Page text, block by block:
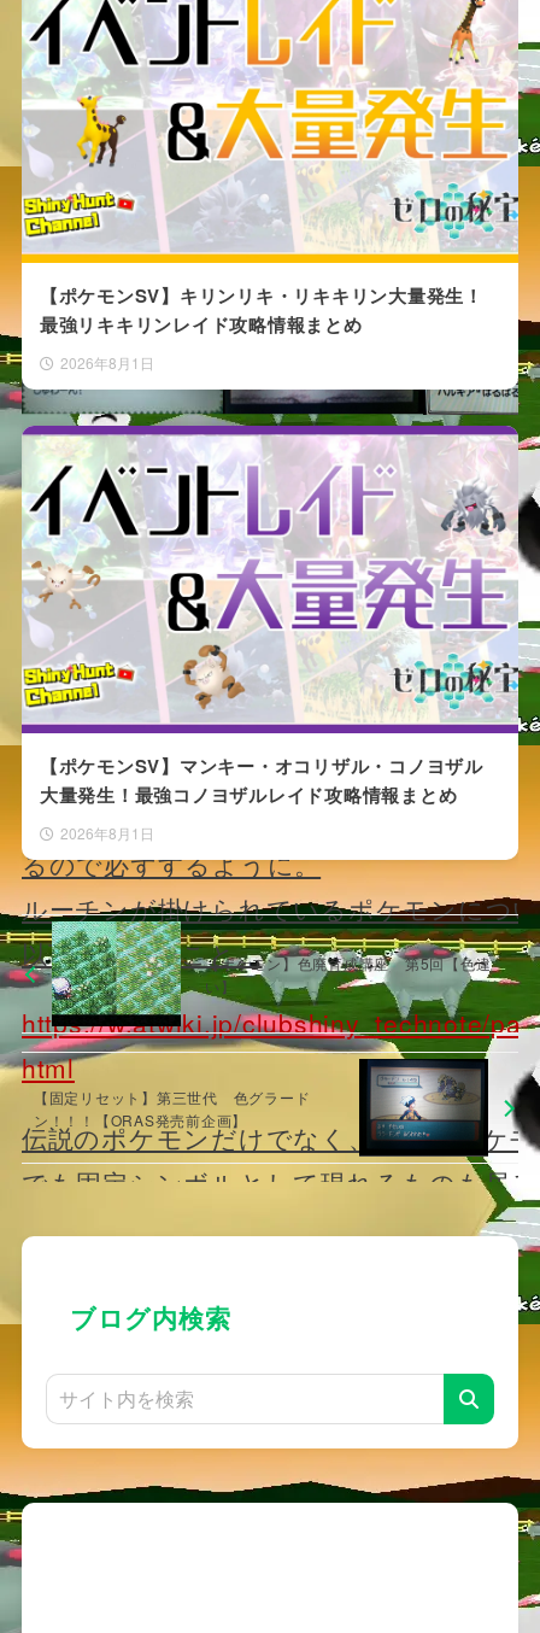
それ故、出たときの衝撃も最も大きい粘
と言える。
図１：様々
固定リセット
なお、こうした固定シンボルには近年「
ロックルーチン」が掛けられてしまった。
これが掛かっているシンボルは、何度や
違いにならない。
何故ルーチンを掛けるのか、その理由は
ないが粘ろうと思っているシンボルにル
掛かっていないか、粘る前に確認しない
るので必ずするように。
ルーチンが掛けられているポケモンにつ
以下を参照のこと。
https://w.atwiki.jp/clubshiny_technote/
html
伝説のポケモンだけでなく、一般のポケ
でも固定シンボルとして現れるものも居
これらのポケモンの色を粘る事もできる。
図２：一般ポケ
の固定シンボル例
それだけでなく、
【ポケモンSV】キリンリキ・リキキリン大量発生！
最強リキキリンレイド攻略情報まとめ
2026年8月1日
【ポケモンSV】マンキー・オコリザル・コノヨザル
大量発生！最強コノヨザルレイド攻略情報まとめ
2026年8月1日
【ポケモン】色廃育成講座 第5回【色違
い】
【固定リセット】第三世代 色グラード
ン！！！【ORAS発売前企画】
ブログ内検索